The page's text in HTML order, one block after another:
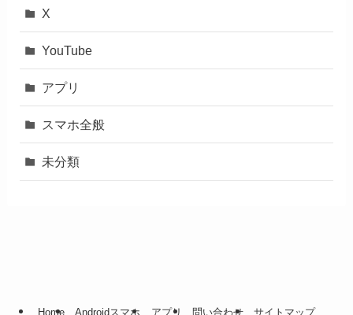
X
YouTube
アプリ
スマホ全般
未分類
Home Androidスマホ アプリ 問い合わせ サイトマップ